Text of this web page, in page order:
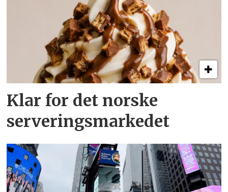
Klar for det norske
serveringsmarkedet